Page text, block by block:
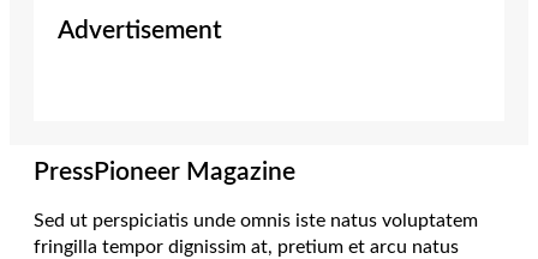
Advertisement
PressPioneer Magazine
Sed ut perspiciatis unde omnis iste natus voluptatem
fringilla tempor dignissim at, pretium et arcu natus